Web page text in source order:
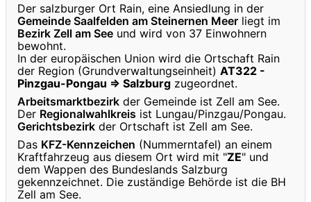
Der salzburger Ort Rain, eine Ansiedlung in der
Gemeinde Saalfelden am Steinernen Meer liegt im
Bezirk Zell am See und wird von 37 Einwohnern
bewohnt.
In der europäischen Union wird die Ortschaft Rain
der Region (Grundverwaltungseinheit) AT322 -
Pinzgau-Pongau ⇒ Salzburg zugeordnet.
Arbeitsmarktbezirk der Gemeinde ist Zell am See.
Der Regionalwahlkreis ist Lungau/Pinzgau/Pongau.
Gerichtsbezirk der Ortschaft ist Zell am See.
Das KFZ-Kennzeichen (Nummerntafel) an einem
Kraftfahrzeug aus diesem Ort wird mit "ZE" und
dem Wappen des Bundeslands Salzburg
gekennzeichnet. Die zuständige Behörde ist die BH
Zell am See.